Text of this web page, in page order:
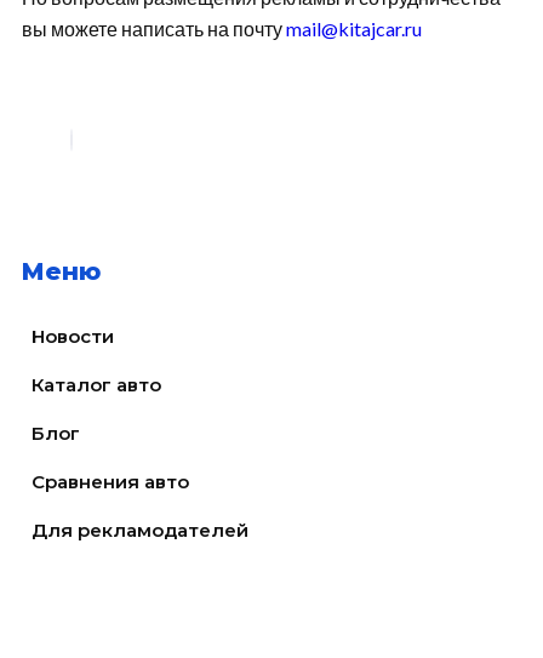
вы можете написать на почтуmail@kitajcar.ru
Меню
Новости
Каталог авто
Блог
Сравнения авто
Для рекламодателей